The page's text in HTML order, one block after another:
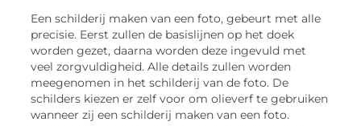
Een schilderij maken van een foto, gebeurt met alle
precisie. Eerst zullen de basislijnen op het doek
worden gezet, daarna worden deze ingevuld met
veel zorgvuldigheid. Alle details zullen worden
meegenomen in het schilderij van de foto. De
schilders kiezen er zelf voor om olieverf te gebruiken
wanneer zij een schilderij maken van een foto.